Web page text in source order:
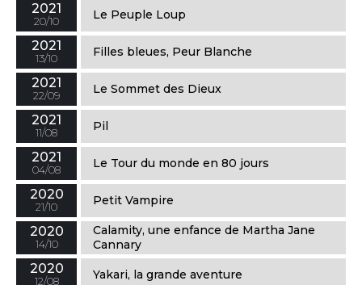
2021
20/10 Le Peuple Loup
2021
13/10 Filles bleues, Peur Blanche
2021
22/09 Le Sommet des Dieux
2021
11/08 Pil
2021
04/08 Le Tour du monde en 80 jours
2020
21/10 Petit Vampire
2020
14/10
Calamity, une enfance de Martha Jane
Cannary
2020
12/08 Yakari, la grande aventure